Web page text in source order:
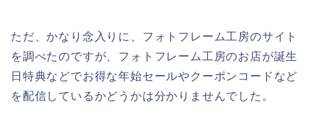
ただ、かなり念入りに、フォトフレーム工房のサイト
を調べたのですが、フォトフレーム工房のお店が誕生
日特典などでお得な年始セールやクーポンコードなど
を配信しているかどうかは分かりませんでした。